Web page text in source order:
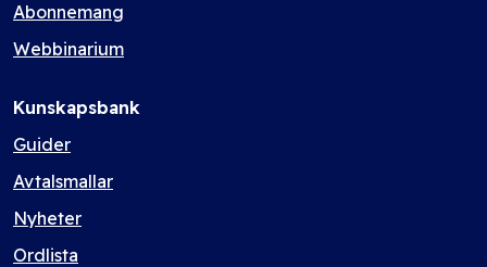
Abonnemang
Webbinarium
Kunskapsbank
Guider
Avtalsmallar
Nyheter
Ordlista